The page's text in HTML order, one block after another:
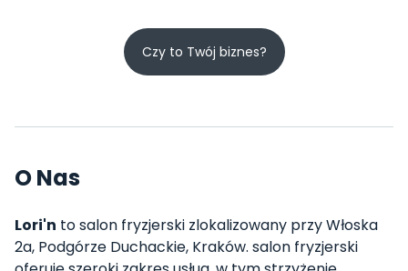
Czy to Twój biznes?
O Nas
Lori'n to salon fryzjerski zlokalizowany przy Włoska
2a, Podgórze Duchackie, Kraków. salon fryzjerski